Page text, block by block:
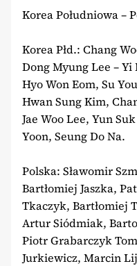
Korea Południowa –
Korea Płd.: Chang
Dong Myung Lee – Yi
Hyo Won Eom, Su
Hwan Sung Kim,
Jae Woo Lee, Yun
Yoon, Seung Do Na.
Polska: Sławomir
Bartłomiej Jaszka,
Tkaczyk, Bartłomiej
Artur Siódmiak,
Piotr Grabarczyk
Jurkiewicz, Marcin